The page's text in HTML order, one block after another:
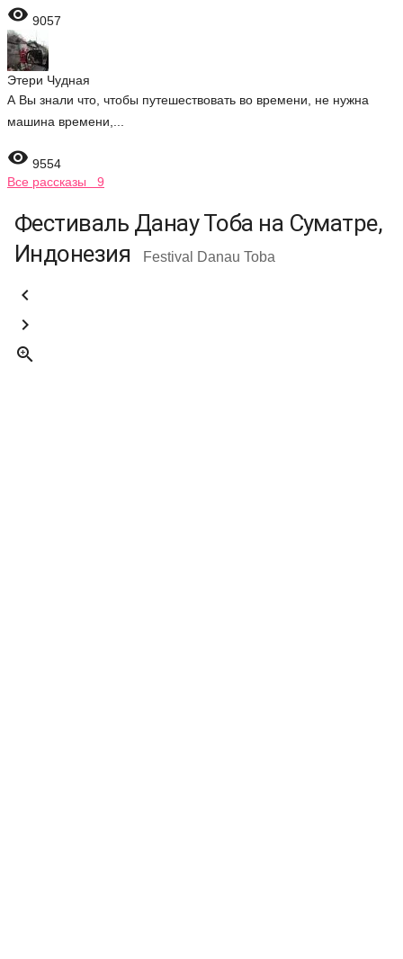
 9057
Этери Чудная
А Вы знали что, чтобы путешествовать во времени, не нужна
машина времени,...
 9554
Все рассказы 9
Фестиваль Данау Тоба на Суматре,
Индонезия
Festival Danau Toba


